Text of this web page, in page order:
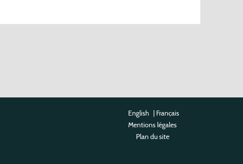
English | Français
Mentions légales
Plan du site